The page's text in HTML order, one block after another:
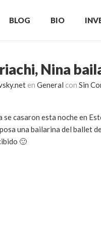
BLOG BIO
Nina
en General con Sin
casaron esta noche en
una bailarina del
🙂